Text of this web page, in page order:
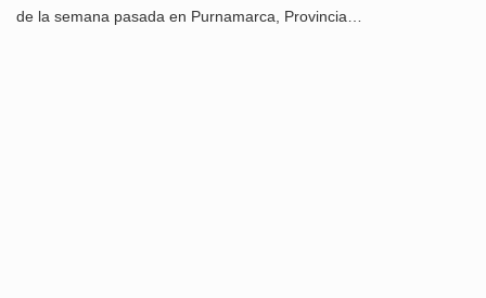
de la semana pasada en Purnamarca, Provincia…